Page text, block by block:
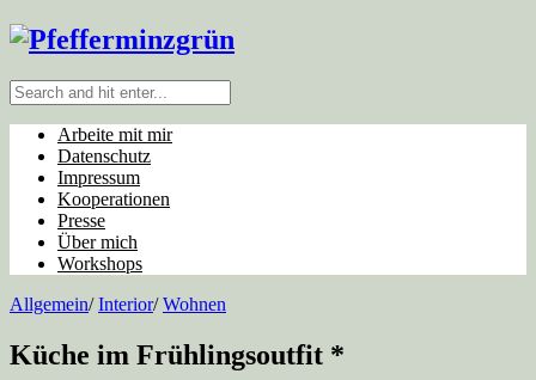
Arbeite mit mir
Datenschutz
Impressum
Kooperationen
Presse
Über mich
Workshops
Allgemein/ Interior/ Wohnen
Küche im Frühlingsoutfit *